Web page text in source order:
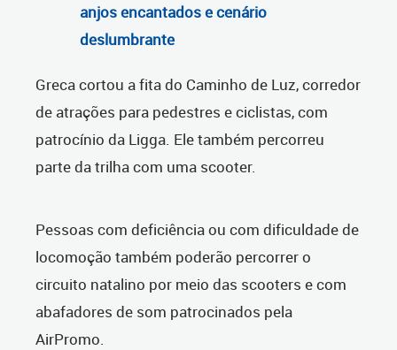
anjos encantados e cenário
deslumbrante
Greca cortou a fita do Caminho de Luz, corredor
de atrações para pedestres e ciclistas, com
patrocínio da Ligga. Ele também percorreu
parte da trilha com uma scooter.
Pessoas com deficiência ou com dificuldade de
locomoção também poderão percorrer o
circuito natalino por meio das scooters e com
abafadores de som patrocinados pela
AirPromo.